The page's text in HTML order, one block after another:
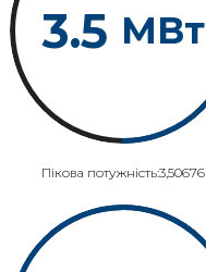
3.5 МВт
Пікова потужність:3,50676